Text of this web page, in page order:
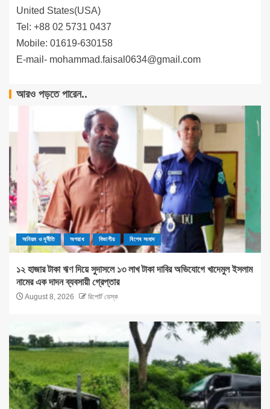
United States(USA)
Tel: +88 02 5731 0437
Mobile: 01619-630158
E-mail- mohammad.faisal0634@gmail.com
আরও পড়তে পারেন..
অনিয়ম ও দূর্নীতি অপরাধ বিভাগীয় বিশেষ সংবাদ
১২ হাজার টাকা ঋণ দিয়ে সুদাসলে ১৩ লাখ টাকা দাবির অভিযোগে খাদেমুল ইসলাম
নামের এক দাদন ব্যবসায়ী গ্রেপ্তার
August 8, 2026 রিপোর্ট ডেস্ক